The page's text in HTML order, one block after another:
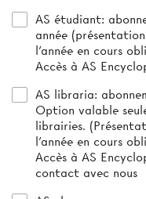
AS étudiant:
année
l’année en cours obligatoire) (4
Accès à AS
AS libraria:
Option valable
librairies.
l'année en cours obligatoire) (4
Accès à AS
contact avec nous